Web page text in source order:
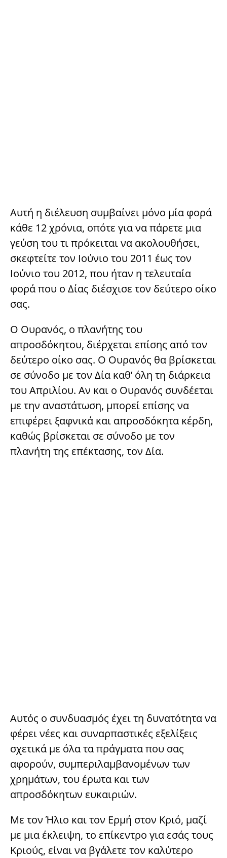
Αυτή η διέλευση συμβαίνει μόνο μία φορά
κάθε 12 χρόνια, οπότε για να πάρετε μια
γεύση του τι πρόκειται να ακολουθήσει,
σκεφτείτε τον Ιούνιο του 2011 έως τον
Ιούνιο του 2012, που ήταν η τελευταία
φορά που ο Δίας διέσχισε τον δεύτερο οίκο
σας.
Ο Ουρανός, ο πλανήτης του
απροσδόκητου, διέρχεται επίσης από τον
δεύτερο οίκο σας. Ο Ουρανός θα βρίσκεται
σε σύνοδο με τον Δία καθ’ όλη τη διάρκεια
του Απριλίου. Αν και ο Ουρανός συνδέεται
με την αναστάτωση, μπορεί επίσης να
επιφέρει ξαφνικά και απροσδόκητα κέρδη,
καθώς βρίσκεται σε σύνοδο με τον
πλανήτη της επέκτασης, τον Δία.
Αυτός ο συνδυασμός έχει τη δυνατότητα να
φέρει νέες και συναρπαστικές εξελίξεις
σχετικά με όλα τα πράγματα που σας
αφορούν, συμπεριλαμβανομένων των
χρημάτων, του έρωτα και των
απροσδόκητων ευκαιριών.
Με τον Ήλιο και τον Ερμή στον Κριό, μαζί
με μια έκλειψη, το επίκεντρο για εσάς τους
Κριούς, είναι να βγάλετε τον καλύτερο